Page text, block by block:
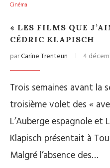
Cinéma
« LES FILMS QUE
CÉDRIC KLAPISCH
parCarine Trenteun 4
Trois semaines avant la
troisième volet des «
L’Auberge espagnole et
Klapisch présentait à
Malgré l’absence des…